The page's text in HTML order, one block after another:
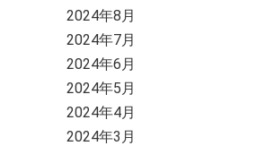
2024年8月
2024年7月
2024年6月
2024年5月
2024年4月
2024年3月